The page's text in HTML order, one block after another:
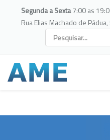
Segunda a Sexta7:00 as
Rua Elias Machado de